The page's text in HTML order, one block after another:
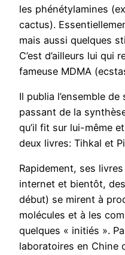
les phénétylamines
cactus).
mais aussi quelques
C’est d’ailleurs lui qui
fameuse MDMA
Il publia l’ensemble
passant de la
qu’il fit sur lui-même
deux livres: Tihkal et
Rapidement, ses
internet et bientôt,
début) se mirent à
molécules et à les
quelques « initiés ».
laboratoires en Chine